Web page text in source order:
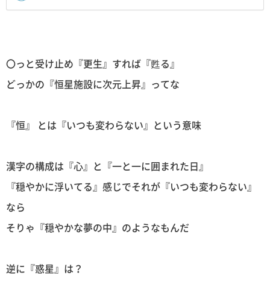
〇っと受け止め『更生』すれば『甦る』
どっかの『恒星施設に次元上昇』ってな
『恒』 とは『いつも変わらない』という意味
漢字の構成は『心』と『一と一に囲まれた日』
『穏やかに浮いてる』感じでそれが『いつも変わらない』
なら
そりゃ『穏やかな夢の中』のようなもんだ
逆に『惑星』は？